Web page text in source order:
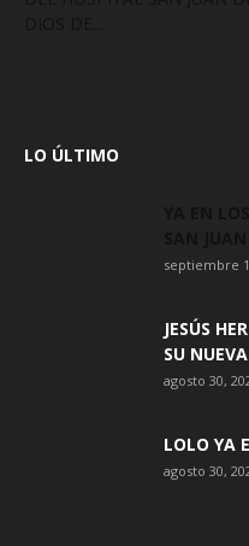
LO ÚLTIMO
septiembre
JESÚS
SU
agosto 30,
LOLO YA
agosto 30,